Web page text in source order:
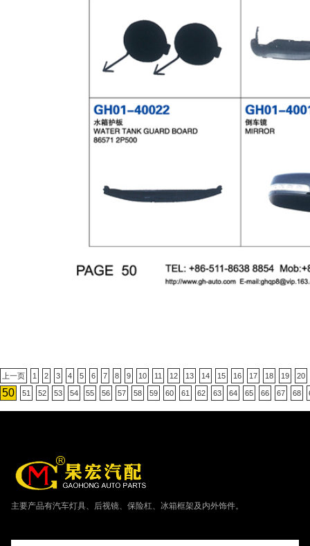
上一页 1 2 3 4 5 6 7 8 9 10 11 12 13 14 15 16 17 18 19 20
50 51 52 53 54 55 56 57 58 59 60 61 62 63 64 65 66 67 68
主要产品有汽车灯具、后视镜、保险杠、冰箱框架及内外饰件。